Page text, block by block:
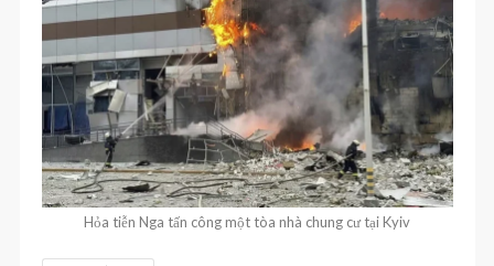
Hỏa tiễn Nga tấn công một tòa nhà chung cư tại Kyiv